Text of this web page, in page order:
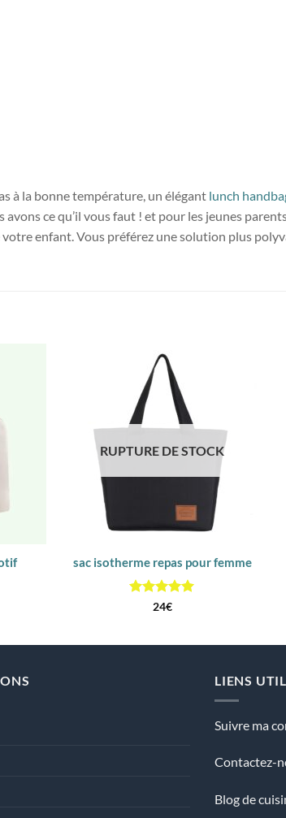
à la bonne température, un élégant lunch
avons ce qu’il vous faut ! et pour les jeunes
enfant. Vous préférez une solution plus
RUPTURE DE STOCK
sac isotherme repas pour femme
Note5sur
24€
LIENS
Suivre ma
Contactez-
Blog de